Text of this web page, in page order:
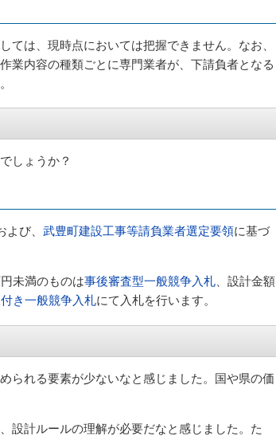
ては、現時点においては把握できません。なお、
業内容の種類ごとに専門業者が、下請負者となる
しょうか？
よび、 武豊町建設工事等請負業者選定要領に基づ
未満のものは事後審査型一般競争入札、設計金額
き一般競争入札にて入札を行います。
られる要素が少ないなと感じました。国や県の価
設計ルールの理解が必要だなと感じました。た